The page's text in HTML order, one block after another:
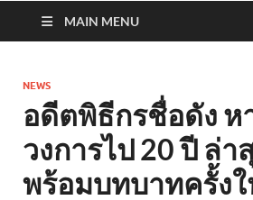
MAIN MENU
NEWS
อดีตพิธีกรชื่อดัง ห
วงการไป 20 ปี ล่
พร้อมบทบาทครั้ง